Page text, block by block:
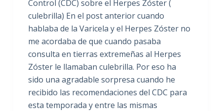
Control (CDC) sobre el Herpes Zóster (
culebrilla) En el post anterior cuando
hablaba de la Varicela y el Herpes Zóster no
me acordaba de que cuando pasaba
consulta en tierras extremeñas al Herpes
Zóster le llamaban culebrilla. Por eso ha
sido una agradable sorpresa cuando he
recibido las recomendaciones del CDC para
esta temporada y entre las mismas